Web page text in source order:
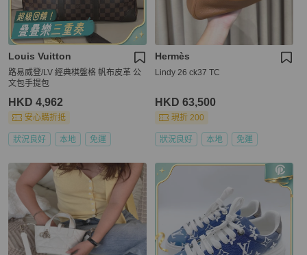
Louis Vuitton
路易威登/LV 經典棋盤格 帆布皮革 公
文包手提包
HKD 4,962
安心購折抵
狀況良好 本地 免運
Hermès
Lindy 26 ck37 TC
HKD 63,500
現折 200
狀況良好 本地 免運